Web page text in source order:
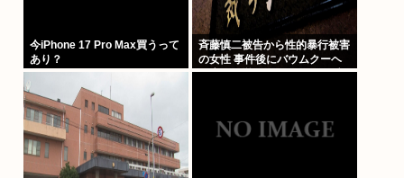
今iPhone 17 Pro Max買うって
あり？
斉藤慎二被告から性的暴行被害
の女性 事件後にバウムクーヘ
ン店を経営やTikTokでライブ配